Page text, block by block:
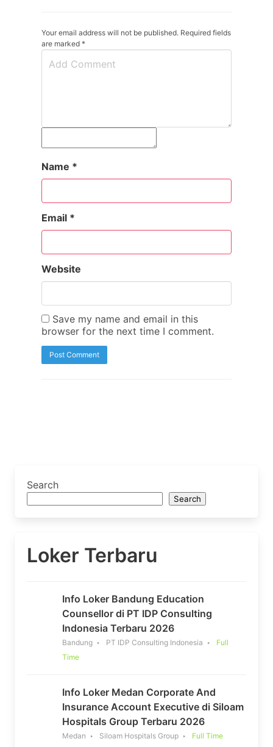
Your email address will not be published. Required fields
are marked *
Name *
Email *
Website
Save my name and email in this
browser for the next time I comment.
Search
Search
Loker Terbaru
Info Loker Bandung Education
Counsellor di PT IDP Consulting
Indonesia Terbaru 2026
Bandung PT IDP Consulting Indonesia
Full
Time
Info Loker Medan Corporate And
Insurance Account Executive di Siloam
Hospitals Group Terbaru 2026
Medan Siloam Hospitals Group Full Time